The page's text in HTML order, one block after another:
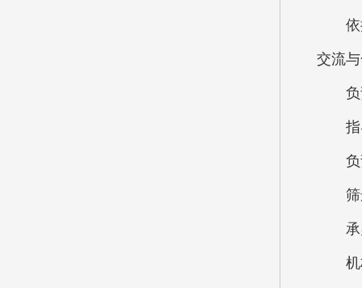
依据
交流
负责
指导
负责
筛选
承办
机构